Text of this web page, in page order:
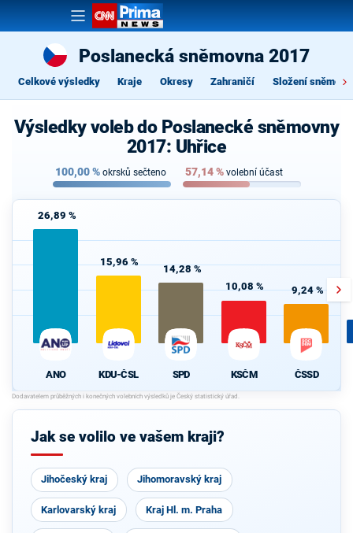
Poslanecká sněmovna 2017
Celkové výsledky Kraje Okresy Zahraničí Složení
Výsledky voleb do Poslanecké sněmovny
2017: Uhřice
100,00% okrsků sečteno 57,14% volební účast
26,89 %
ANO
15,96 %
KDU-ČSL
14,28 %
SPD
10,08 %
KSČM
9,24 %
ČSSD
Jak se volilo ve vašem kraji?
Jihočeský kraj Jihomoravský kraj
Karlovarský kraj Kraj Hl. m. Praha